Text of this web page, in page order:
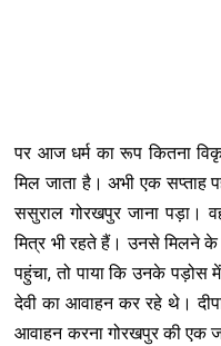
पर आज धर्म का रूप कितना
मिल जाता है। अभी एक सप्ताह
ससुराल गोरखपुर जाना पड़ा।
मित्र भी रहते हैं। उनसे मिलने के
पहुंचा, तो पाया कि उनके पड़ोस
देवी का आवाहन कर रहे थे।
आवाहन करना गोरखपुर की एक